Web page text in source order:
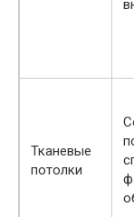
Тканевые
потолки